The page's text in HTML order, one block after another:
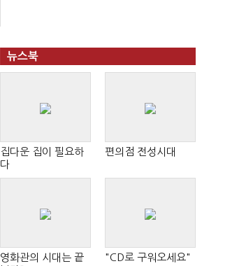
뉴스북
집다운 집이 필요하
다
편의점 전성시대
영화관의 시대는 끝
"CD로 구워오세요"